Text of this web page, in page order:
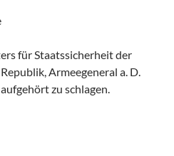
für Staatssicherheit der
Armeegeneral a. D.
zu schlagen.
für Erich Mielke (1907-